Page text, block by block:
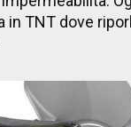
in TNT dove